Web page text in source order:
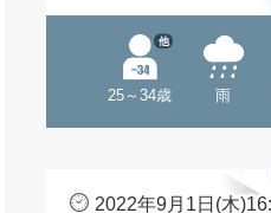
25～34歳
他
雨
2022年9月1日(木